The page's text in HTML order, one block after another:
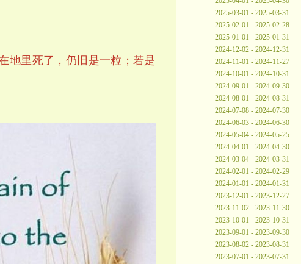
地里死了，仍旧是一粒；若是
2025-03-01 - 2025-03-31
2025-02-01 - 2025-02-28
2025-01-01 - 2025-01-31
2024-12-02 - 2024-12-31
2024-11-01 - 2024-11-27
2024-10-01 - 2024-10-31
2024-09-01 - 2024-09-30
2024-08-01 - 2024-08-31
2024-07-08 - 2024-07-30
2024-06-03 - 2024-06-30
2024-05-04 - 2024-05-25
2024-04-01 - 2024-04-30
2024-03-04 - 2024-03-31
2024-02-01 - 2024-02-29
2024-01-01 - 2024-01-31
2023-12-01 - 2023-12-27
2023-11-02 - 2023-11-30
2023-10-01 - 2023-10-31
2023-09-01 - 2023-09-30
2023-08-02 - 2023-08-31
2023-07-01 - 2023-07-31